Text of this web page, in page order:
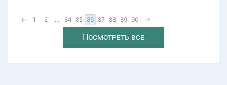
← 1 2 ... 84 85 86 87 88 89 90 →
Посмотреть все